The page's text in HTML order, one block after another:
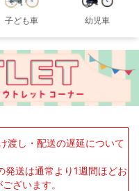
子ども車 幼児車
渡し・配送の遅延について
発送は通常より1週間ほどお
ざいます。